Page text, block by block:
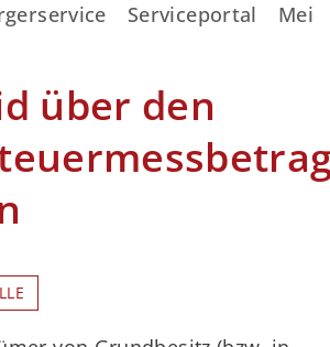
Serviceportal
über den